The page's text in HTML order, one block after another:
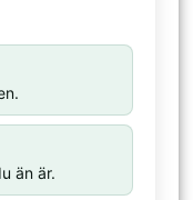
än är.